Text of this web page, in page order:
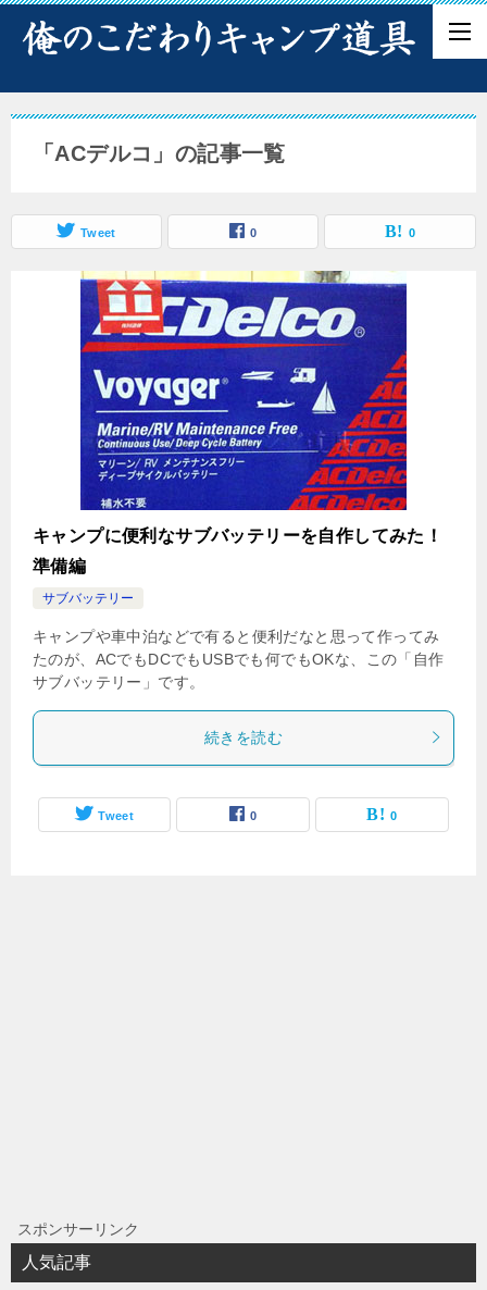
「ACデルコ」の記事一覧
Tweet 0 0
キャンプに便利なサブバッテリーを自作してみた！
準備編
サブバッテリー
キャンプや車中泊などで有ると便利だなと思って作ってみ
たのが、ACでもDCでもUSBでも何でもOKな、この「自作
サブバッテリー」です。
続きを読む
Tweet 0 0
スポンサーリンク
人気記事